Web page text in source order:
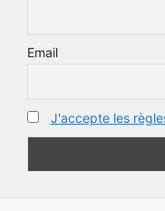
Email
J'accepte les